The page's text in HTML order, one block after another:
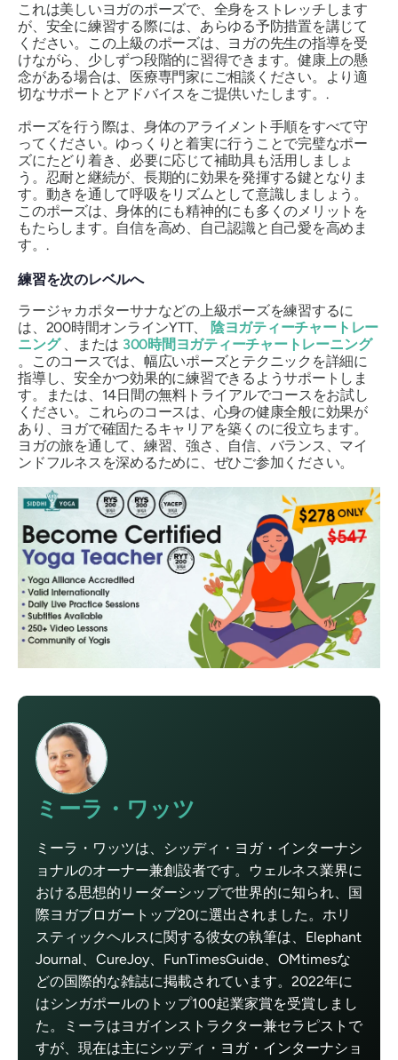
これは美しいヨガのポーズで、全身をストレッチします
が、安全に練習する際には、あらゆる予防措置を講じて
ください。この上級のポーズは、ヨガの先生の指導を受
けながら、少しずつ段階的に習得できます。健康上の懸
念がある場合は、医療専門家にご相談ください。より適
切なサポートとアドバイスをご提供いたします。.
ポーズを行う際は、身体のアライメント手順をすべて守
ってください。ゆっくりと着実に行うことで完璧なポー
ズにたどり着き、必要に応じて補助具も活用しましょ
う。忍耐と継続が、長期的に効果を発揮する鍵となりま
す。動きを通して呼吸をリズムとして意識しましょう。
このポーズは、身体的にも精神的にも多くのメリットを
もたらします。自信を高め、自己認識と自己愛を高めま
す。.
練習を次のレベルへ
ラージャカポターサナなどの上級ポーズを練習するに
は、200時間オンラインYTT、
陰ヨガティーチャートレー
ニング、または 300時間ヨガティーチャートレーニング
。このコースでは、幅広いポーズとテクニックを詳細に
指導し、安全かつ効果的に練習できるようサポートしま
す。または、14日間の無料トライアルでコースをお試し
ください。これらのコースは、心身の健康全般に効果が
あり、ヨガで確固たるキャリアを築くのに役立ちます。
ヨガの旅を通して、練習、強さ、自信、バランス、マイ
ンドフルネスを深めるために、ぜひご参加ください。
ミーラ・ワッツ
ミーラ・ワッツは、シッディ・ヨガ・インターナシ
ョナルのオーナー兼創設者です。ウェルネス業界に
おける思想的リーダーシップで世界的に知られ、国
際ヨガブロガートップ20に選出されました。ホリ
スティックヘルスに関する彼女の執筆は、Elephant
Journal、CureJoy、FunTimesGuide、OMtimesな
どの国際的な雑誌に掲載されています。2022年に
はシンガポールのトップ100起業家賞を受賞しまし
た。ミーラはヨガインストラクター兼セラピストで
すが、現在は主にシッディ・ヨガ・インターナショ